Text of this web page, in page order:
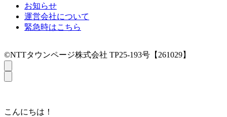
お知らせ
運営会社について
緊急時はこちら
©NTTタウンページ株式会社 TP25-193号【261029】
こんにちは！